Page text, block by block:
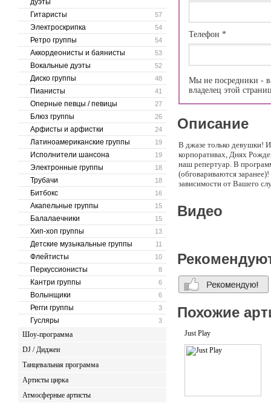
дуэты
57
Гитаристы
54
Электроскрипка
54
Ретро группы
53
Аккордеонисты и баянисты
52
Вокальные дуэты
48
Диско группы
41
Пианисты
27
Оперные певцы / певицы
26
Блюз группы
24
Арфисты и арфистки
19
Латиноамериканские группы
19
Исполнители шансона
18
Электронные группы
18
Трубачи
16
Битбокс
15
Акапельные группы
15
Балалаечники
13
Хип-хоп группы
11
Детские музыкальные группы
10
Флейтисты
8
Перкуссионисты
6
Кантри группы
6
Волынщики
3
Регги группы
3
Гусляры
Шоу-программа
DJ / Диджеи
Танцевальная программа
Артисты цирка
Атмосферные артисты
Телефон *
Мы не посредники -
владелец этой
Описание
В джазе только девушки!
корпоративах, Днях
наш репертуар. В
(обговариваются
зависимости от Вашего
Видео
Похожие
Just Play